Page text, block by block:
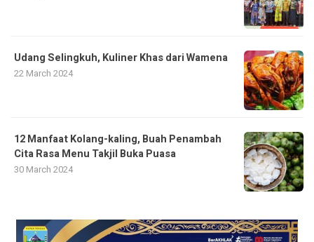
Udang Selingkuh, Kuliner Khas dari Wamena
22 March 2024
12 Manfaat Kolang-kaling, Buah Penambah
Cita Rasa Menu Takjil Buka Puasa
30 March 2024